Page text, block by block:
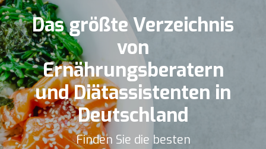
Das größte Verzeichnis
von
Ernährungsberatern
und Diätassistenten in
Deutschland
Finden Sie die besten